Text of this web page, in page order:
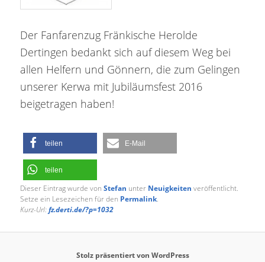
Der Fanfarenzug Fränkische Herolde
Dertingen bedankt sich auf diesem Weg bei
allen Helfern und Gönnern, die zum Gelingen
unserer Kerwa mit Jubiläumsfest 2016
beigetragen haben!
teilen E-Mail
teilen
Dieser Eintrag wurde vonStefan unter Neuigkeiten veröffentlicht.
Setze ein Lesezeichen für den Permalink.
Kurz-Url:fz.derti.de/?p=1032
Stolz präsentiert von WordPress